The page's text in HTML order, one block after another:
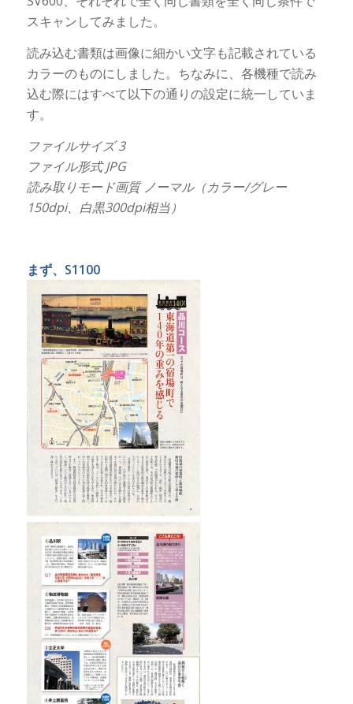
スキャンしてみました。
読み込む書類は画像に細かい文字も記載されている
カラーのものにしました。ちなみに、各機種で読み
込む際にはすべて以下の通りの設定に統一していま
す。
ファイルサイズ 3
ファイル形式 JPG
読み取りモード画質 ノーマル（カラー/グレー
150dpi、白黒300dpi相当）
まず、S1100